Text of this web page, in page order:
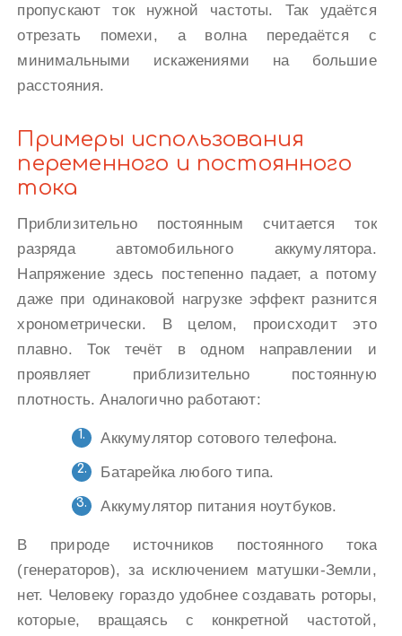
пропускают ток нужной частоты. Так удаётся
отрезать помехи, а волна передаётся с
минимальными искажениями на большие
расстояния.
Примеры использования
переменного и постоянного
тока
Приблизительно постоянным считается ток
разряда автомобильного аккумулятора.
Напряжение здесь постепенно падает, а потому
даже при одинаковой нагрузке эффект разнится
хронометрически. В целом, происходит это
плавно. Ток течёт в одном направлении и
проявляет приблизительно постоянную
плотность. Аналогично работают:
Аккумулятор сотового телефона.
Батарейка любого типа.
Аккумулятор питания ноутбуков.
В природе источников постоянного тока
(генераторов), за исключением матушки-Земли,
нет. Человеку гораздо удобнее создавать роторы,
которые, вращаясь с конкретной частотой,